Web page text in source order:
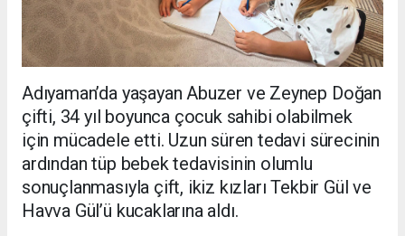
Adıyaman’da yaşayan Abuzer ve Zeynep Doğan
çifti, 34 yıl boyunca çocuk sahibi olabilmek
için mücadele etti. Uzun süren tedavi sürecinin
ardından tüp bebek tedavisinin olumlu
sonuçlanmasıyla çift, ikiz kızları Tekbir Gül ve
Havva Gül’ü kucaklarına aldı.